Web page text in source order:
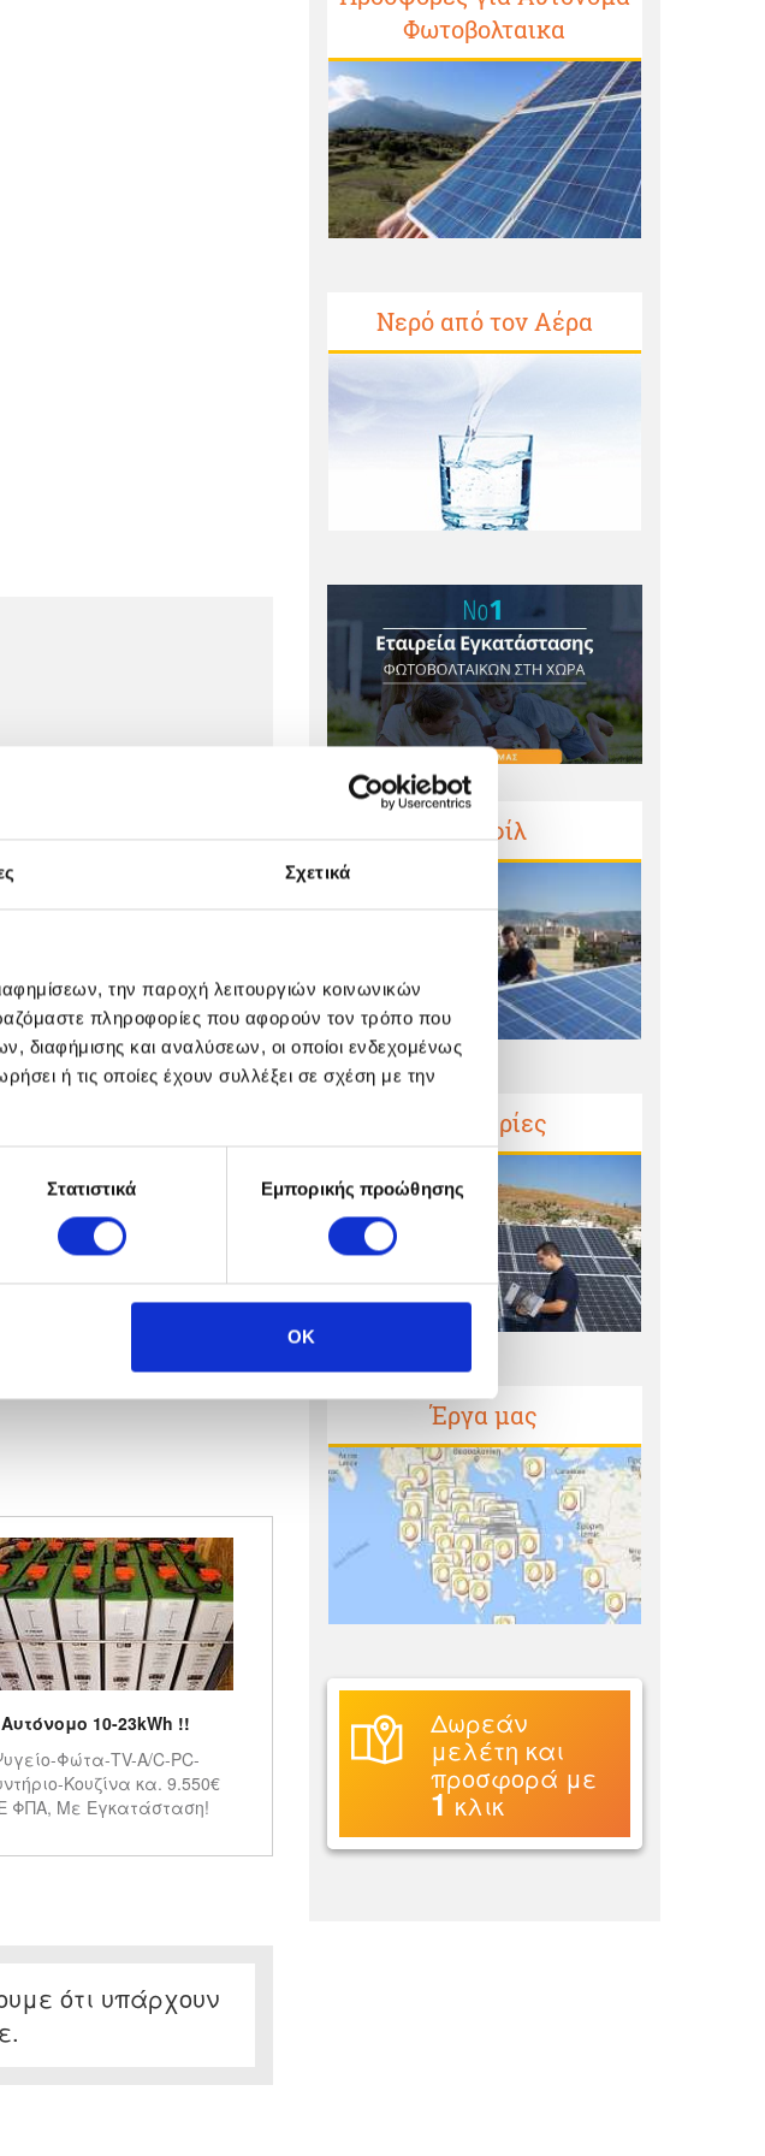
Σχετικά
την παροχή λειτουργιών κοινωνικών
πληροφορίες που αφορούν τον τρόπο που
διαφήμισης και αναλύσεων, οι οποίοι ενδεχομένως
ή τις οποίες έχουν συλλέξει σε σχέση με την
Στατιστικά Εμπορικής προώθησης
OK
Αυτόνομο 10-23kWh !!
Φώτα-TV-A/C-PC-
Κουζίνα κα. 9.550€
ΦΠΑ, Με Εγκατάσταση!
ότι υπάρχουν
Φωτοβολταικα
Νερό από τον Αέρα
Προφίλ
Μαρτυρίες
Έργα μας
Δωρεάν
μελέτη και
προσφορά με
1κλικ